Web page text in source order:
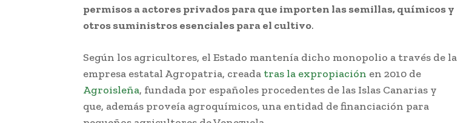
permisos a actores privados para que importen las semillas, químicos y
otros suministros esenciales para el cultivo.
Según los agricultores, el Estado mantenía dicho monopolio a través de la
empresa estatal Agropatria, creada tras la expropiación en 2010 de
Agroisleña, fundada por españoles procedentes de las Islas Canarias y
que, además proveía agroquímicos, una entidad de financiación para